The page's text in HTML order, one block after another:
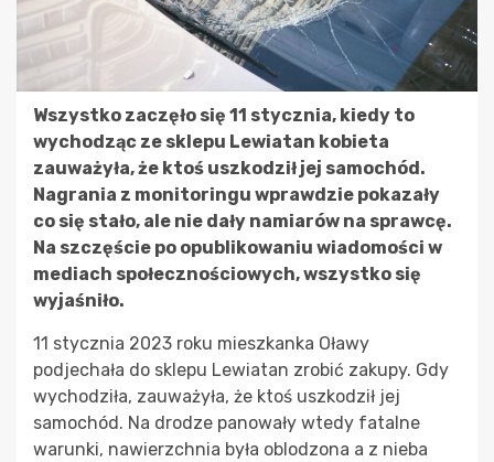
Wszystko zaczęło się 11 stycznia, kiedy to
wychodząc ze sklepu Lewiatan kobieta
zauważyła, że ktoś uszkodził jej samochód.
Nagrania z monitoringu wprawdzie pokazały
co się stało, ale nie dały namiarów na sprawcę.
Na szczęście po opublikowaniu wiadomości w
mediach społecznościowych, wszystko się
wyjaśniło.
11 stycznia 2023 roku mieszkanka Oławy
podjechała do sklepu Lewiatan zrobić zakupy. Gdy
wychodziła, zauważyła, że ktoś uszkodził jej
samochód. Na drodze panowały wtedy fatalne
warunki, nawierzchnia była oblodzona a z nieba